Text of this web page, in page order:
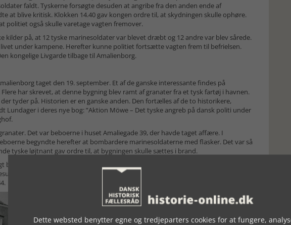
faldt. Tyskerne forsøgte desuden at angribe fra den anden ende af
at blive kritisk. Klokken 14.40 gav kongen ordre til, at skydningen skulle ophøre.
politiet også skulle varetage vagten fremover.
kilder på, at 12 tyske marinesoldater var blevet dræbt og 12 andre var blev sårede.
under kampene. Herefter kunne politiet fortsætte vagten frem til befrielsen.
kongelige Livgarde tilbage til Amalienborg.
taget den 19. september. Et af de ganske interessante findes på
har skrevet, at denne bygning blev ramt af granater fra et tysk fartøj i havnen.
tyder på. Historien er en ganske anden. Den fortælles af de to historikere,
Lundager i deres nye bog: ”Aktion Möwe – Det tyske angreb på dansk politi under
Det var beboerne i huset Amaliegade 39, der havde taget affære. I
begyndte herefter at bombardere marinesoldaterne med flasker. Det var så
tyske løjtnant gav ordre til, at bygningen skulle sættes i brand.
blev der stoppet for brandvæsenets mulighed for at komme tilstede og
i, at huset kom til at stå som en ruin. Vi har valgt dette billede som
1944.
Dette websted benytter egne og tredjeparters cookies for at fungere,